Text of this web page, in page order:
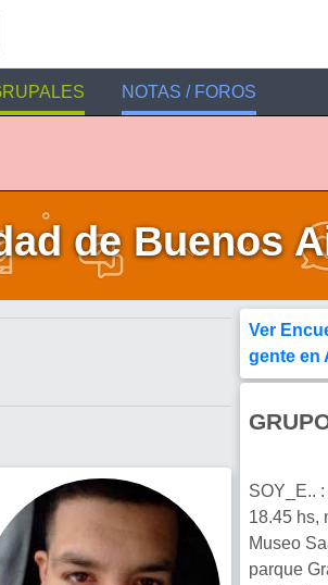
NOTAS / FOROS
de Buenos
Ver
gente en
SOY_E..
18.45 hs,
Museo
parque